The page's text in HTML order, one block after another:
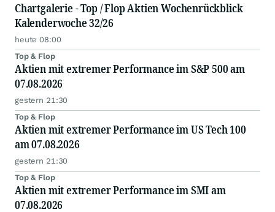
Chartgalerie - Top / Flop Aktien Wochenrückblick
Kalenderwoche 32/26
heute 08:00
Top & Flop
Aktien mit extremer Performance im S&P 500 am
07.08.2026
gestern 21:30
Top & Flop
Aktien mit extremer Performance im US Tech 100
am 07.08.2026
gestern 21:30
Top & Flop
Aktien mit extremer Performance im SMI am
07.08.2026